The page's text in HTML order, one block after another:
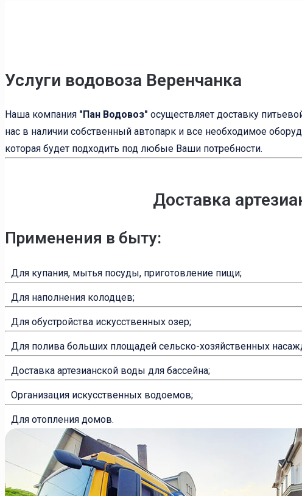
Услуги водовоза Веренчанка
Наша компания "Пан Водовоз" осуществляет доставку
нас в наличии собственный автопарк и все необходимое
которая будет подходить под любые Ваши потребности.
Доставка
Применения в быту:
Для купания, мытья посуды, приготовление пищи;
Для наполнения колодцев;
Для обустройства искусственных озер;
Для полива больших площадей сельско-хозяйственных
Доставка артезианской воды для бассейна;
Организация искусственных водоемов;
Для отопления домов.